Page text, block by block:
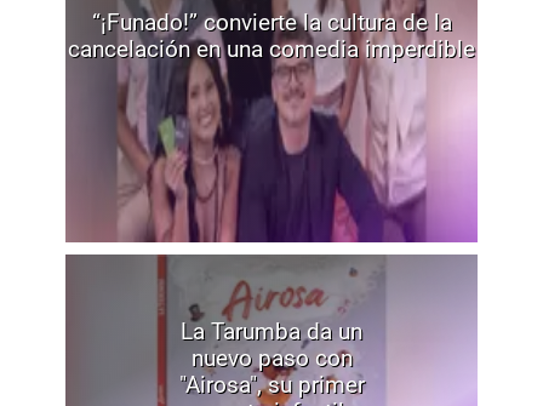
“¡Funado!” convierte la cultura de la
cancelación en una comedia imperdible
La Tarumba da un
nuevo paso con
"Airosa", su primer